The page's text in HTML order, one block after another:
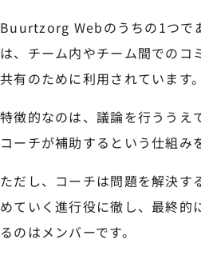
Buurtzorg Webのうちの1つで
は、チーム内やチーム間でのコ
共有のために利用されています。
特徴的なのは、議論を行ううえ
コーチが補助するという仕組み
ただし、コーチは問題を解決す
めていく進行役に徹し、最終的
るのはメンバーです。